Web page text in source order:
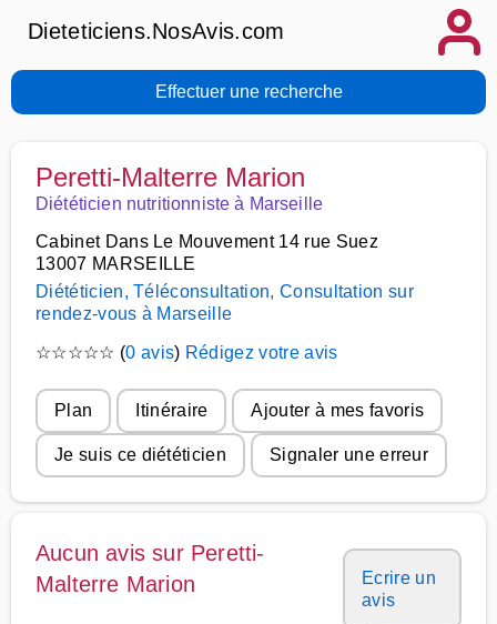
Dieteticiens.NosAvis.com
Effectuer une recherche
Peretti-Malterre Marion
Diététicien nutritionniste à Marseille
Cabinet Dans Le Mouvement 14 rue Suez
13007 MARSEILLE
Diététicien, Téléconsultation, Consultation sur
rendez-vous à Marseille
☆☆☆☆☆ (0 avis) Rédigez votre avis
Plan Itinéraire Ajouter à mes favoris
Je suis ce diététicien Signaler une erreur
Aucun avis sur Peretti-
Malterre Marion
Ecrire un
avis